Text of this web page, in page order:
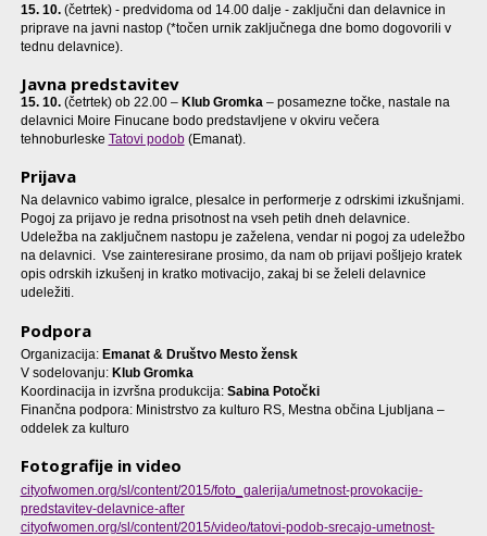
15. 10.(četrtek) - predvidoma od 14.00 dalje - zaključni dan delavnice in
priprave na javni nastop (*točen urnik zaključnega dne bomo dogovorili v
tednu delavnice).
Javna predstavitev
15. 10.(četrtek) ob 22.00 – Klub Gromka – posamezne točke, nastale na
delavnici Moire Finucane bodo predstavljene v okviru večera
tehnoburleske Tatovi podob(Emanat).
Prijava
Na delavnico vabimo igralce, plesalce in performerje z odrskimi izkušnjami.
Pogoj za prijavo je redna prisotnost na vseh petih dneh delavnice.
Udeležba na zaključnem nastopu je zaželena, vendar ni pogoj za udeležbo
na delavnici. Vse zainteresirane prosimo, da nam ob prijavi pošljejo kratek
opis odrskih izkušenj in kratko motivacijo, zakaj bi se želeli delavnice
udeležiti.
Podpora
Organizacija: Emanat & Društvo Mesto žensk
V sodelovanju: Klub Gromka
Koordinacija in izvršna produkcija: Sabina Potočki
Finančna podpora: Ministrstvo za kulturo RS, Mestna občina Ljubljana –
oddelek za kulturo
Fotografije in video
cityofwomen.org/sl/content/2015/foto_galerija/umetnost-provokacije-
predstavitev-delavnice-after
cityofwomen.org/sl/content/2015/video/tatovi-podob-srecajo-umetnost-